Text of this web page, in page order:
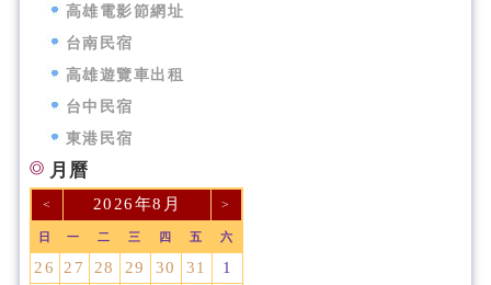
高雄電影節網址
台南民宿
高雄遊覽車出租
台中民宿
東港民宿
月曆
< 2026年8月 >
日 一 二 三 四 五 六
26 27 28 29 30 31
1